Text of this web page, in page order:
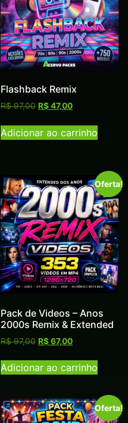
Flashback Remix
R$97,00 R$47,00
Adicionar ao carrinho
Oferta!
Pack de Videos – Anos
2000s Remix & Extended
R$97,00 R$67,00
Adicionar ao carrinho
Oferta!